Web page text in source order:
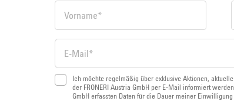
Ich möchte regelmäßig über exklusive Aktionen,
der FRONERI Austria GmbH per E-Mail informiert
GmbH erfassten Daten für die Dauer meiner